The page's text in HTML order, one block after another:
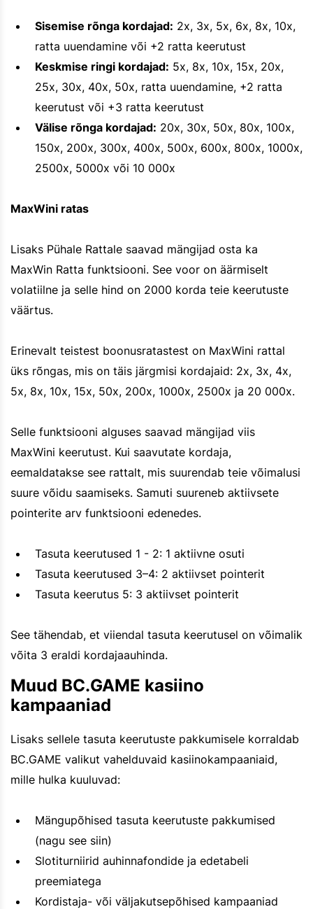
Sisemise rõnga kordajad: 2x, 3x, 5x, 6x, 8x, 10x,
ratta uuendamine või +2 ratta keerutust
Keskmise ringi kordajad: 5x, 8x, 10x, 15x, 20x,
25x, 30x, 40x, 50x, ratta uuendamine, +2 ratta
keerutust või +3 ratta keerutust
Välise rõnga kordajad: 20x, 30x, 50x, 80x, 100x,
150x, 200x, 300x, 400x, 500x, 600x, 800x, 1000x,
2500x, 5000x või 10 000x
MaxWini ratas
Lisaks Pühale Rattale saavad mängijad osta ka
MaxWin Ratta funktsiooni. See voor on äärmiselt
volatiilne ja selle hind on 2000 korda teie keerutuste
väärtus.
Erinevalt teistest boonusratastest on MaxWini rattal
üks rõngas, mis on täis järgmisi kordajaid: 2x, 3x, 4x,
5x, 8x, 10x, 15x, 50x, 200x, 1000x, 2500x ja 20 000x.
Selle funktsiooni alguses saavad mängijad viis
MaxWini keerutust. Kui saavutate kordaja,
eemaldatakse see rattalt, mis suurendab teie võimalusi
suure võidu saamiseks. Samuti suureneb aktiivsete
pointerite arv funktsiooni edenedes.
Tasuta keerutused 1 - 2: 1 aktiivne osuti
Tasuta keerutused 3–4: 2 aktiivset pointerit
Tasuta keerutus 5: 3 aktiivset pointerit
See tähendab, et viiendal tasuta keerutusel on võimalik
võita 3 eraldi kordajaauhinda.
Muud BC.GAME kasiino
kampaaniad
Lisaks sellele tasuta keerutuste pakkumisele korraldab
BC.GAME valikut vahelduvaid kasiinokampaaniaid,
mille hulka kuuluvad:
Mängupõhised tasuta keerutuste pakkumised
(nagu see siin)
Slotiturniirid auhinnafondide ja edetabeli
preemiatega
Kordistaja- või väljakutsepõhised kampaaniad